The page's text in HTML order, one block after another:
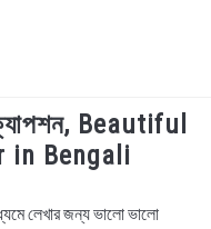
Beautiful
in Bengali
লেখার জন্য ভালো ভালো